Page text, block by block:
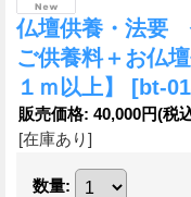
仏壇供養・法要
ご供養料＋お仏
１ｍ以上】
[bt-
販売価格: 40,000円(税
[在庫あり]
数量: